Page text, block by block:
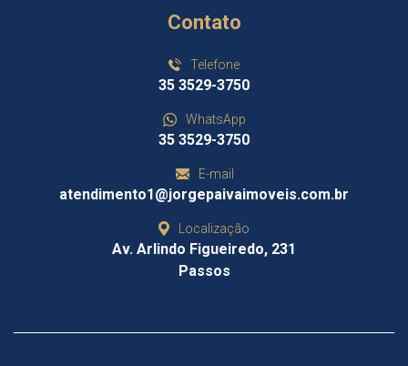
Contato
Telefone
35 3529-3750
WhatsApp
35 3529-3750
E-mail
atendimento1@jorgepaivaimoveis.com.br
Localização
Av. Arlindo Figueiredo, 231
Passos